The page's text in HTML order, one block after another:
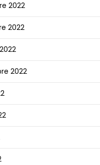
2022
2022
2022